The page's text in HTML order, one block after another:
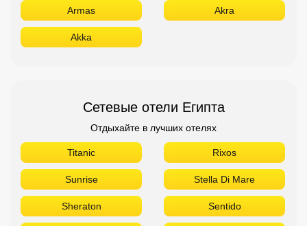
Armas Akra
Akka
Сетевые отели Египта
Отдыхайте в лучших отелях
Titanic Rixos
Sunrise Stella Di Mare
Sheraton Sentido